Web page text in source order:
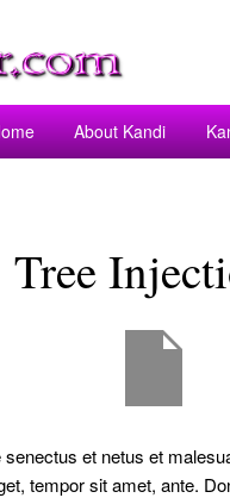
About Kandi
Tree
et netus et
tempor sit amet, ante.